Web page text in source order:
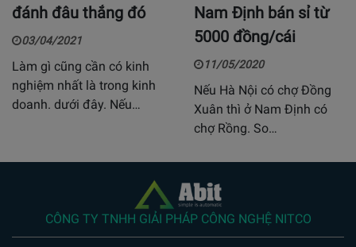
đánh đâu thắng đó
03/04/2021
Làm gì cũng cần có kinh
nghiệm nhất là trong kinh
doanh. dưới đây. Nếu…
Nam Định bán sỉ từ
5000 đồng/cái
11/05/2020
Nếu Hà Nội có chợ Đồng
Xuân thì ở Nam Định có
chợ Rồng. So…
CÔNG TY TNHH GIẢI PHÁP CÔNG NGHỆ NITCO